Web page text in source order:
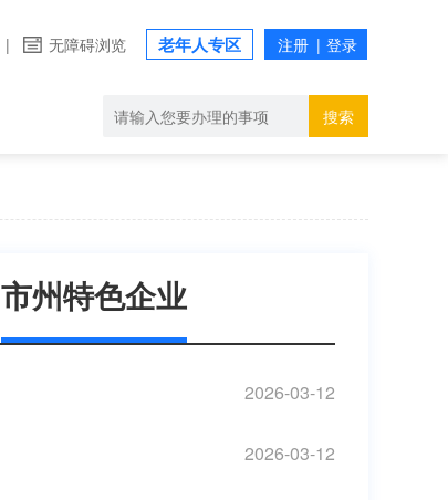
| 无障碍浏览 老年人专区
搜索
市州特色企业
2026-03-12
2026-03-12